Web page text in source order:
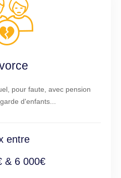
pour faute, avec pension
d'enfants...
entre
& 6 000€